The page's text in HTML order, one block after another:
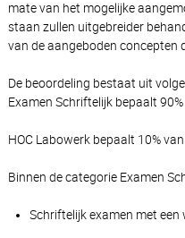
mate van het mogelijke
staan zullen uitgebreider
van de aangeboden concepten
De beoordeling bestaat uit
Examen Schriftelijk bepaalt
HOC Labowerk bepaalt 10%
Binnen de categorie Examen
Schriftelijk examen met